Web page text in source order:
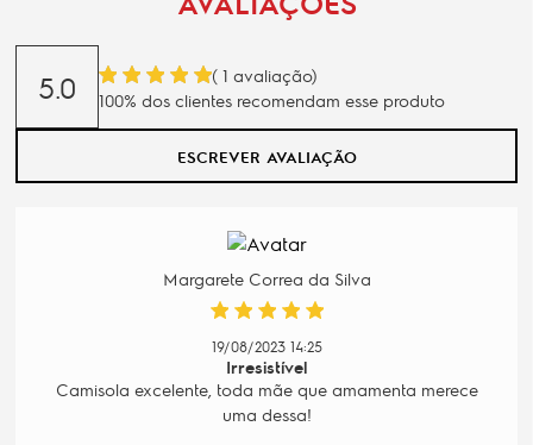
5.0 (1 avaliação)
100% dos clientes recomendam esse produto
ESCREVER AVALIAÇÃO
Margarete Correa da Silva
19/08/2023 14:25
Irresistível
Camisola excelente, toda mãe que amamenta merece
uma dessa!